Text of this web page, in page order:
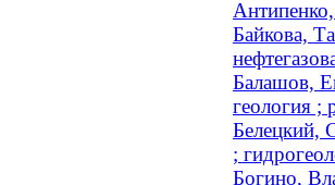
Байкова,
Балашов,
геология ;
Белецкий,
;
Богино,